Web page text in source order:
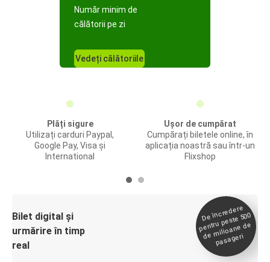
Număr minim de
călătorii pe zi
Vedeți călătoriile
Plăți sigure
Utilizați carduri Paypal,
Google Pay, Visa și
International
Ușor de cumpărat
Cumpărați biletele online, în
aplicația noastră sau într-un
Flixshop
Bilet digital și
urmărire în timp
real
De încredere
pentru peste 500
de
milioane de
pasageri